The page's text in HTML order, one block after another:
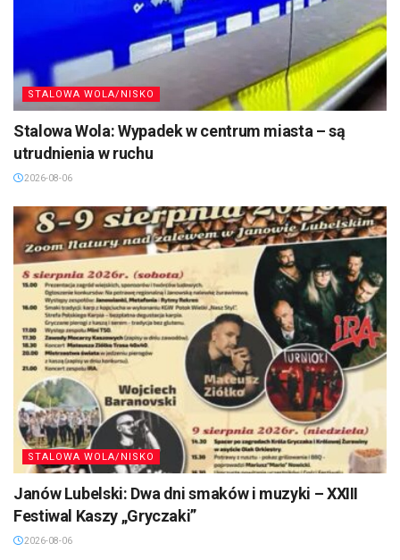
STALOWA WOLA/NISKO
Stalowa Wola: Wypadek w centrum miasta – są
utrudnienia w ruchu
2026-08-06
STALOWA WOLA/NISKO
Janów Lubelski: Dwa dni smaków i muzyki – XXIII
Festiwal Kaszy „Gryczaki”
2026-08-06